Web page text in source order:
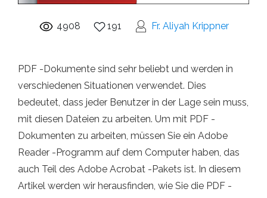
4908 191 Fr. Aliyah Krippner
PDF -Dokumente sind sehr beliebt und werden in
verschiedenen Situationen verwendet. Dies
bedeutet, dass jeder Benutzer in der Lage sein muss,
mit diesen Dateien zu arbeiten. Um mit PDF -
Dokumenten zu arbeiten, müssen Sie ein Adobe
Reader -Programm auf dem Computer haben, das
auch Teil des Adobe Acrobat -Pakets ist. In diesem
Artikel werden wir herausfinden, wie Sie die PDF -